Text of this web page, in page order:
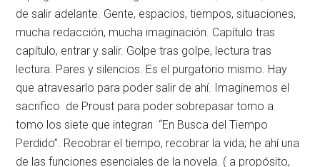
de salir adelante. Gente, espacios, tiempos, situaciones,
mucha redacción, mucha imaginación. Capítulo tras
capítulo, entrar y salir. Golpe tras golpe, lectura tras
lectura. Pares y silencios. Es el purgatorio mismo. Hay
que atravesarlo para poder salir de ahí. Imaginemos el
sacrifico de Proust para poder sobrepasar tomo a
tomo los siete que integran “En Busca del Tiempo
Perdido”. Recobrar el tiempo, recobrar la vida; he ahí una
de las funciones esenciales de la novela. ( a propósito,